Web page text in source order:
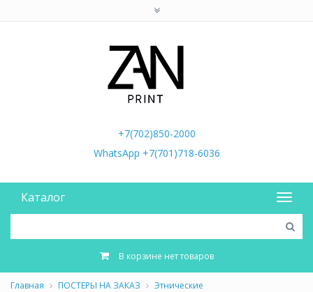
+7(702)850-2000
WhatsApp +7(701)718-6036
Каталог
В корзине нет товаров
Главная ПОСТЕРЫ НА ЗАКАЗ Этнические